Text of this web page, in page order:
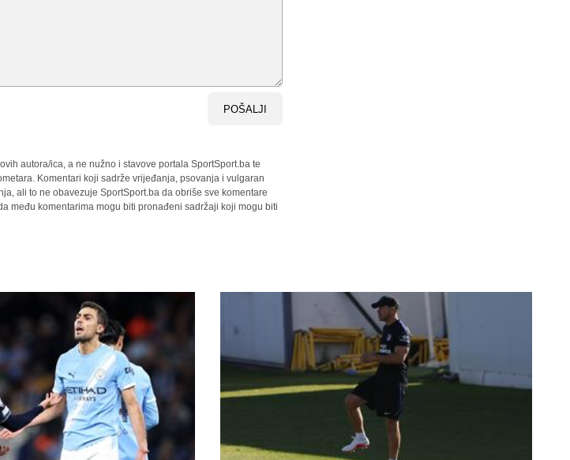
POŠALJI
autora/ica, a ne nužno i stavove portala SportSport.ba te
Komentari koji sadrže vrijeđanja, psovanja i vulgaran
ali to ne obavezuje SportSport.ba da obriše sve komentare
među komentarima mogu biti pronađeni sadržaji koji mogu biti